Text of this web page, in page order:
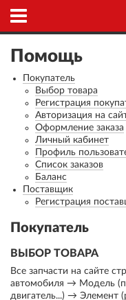
Помощь
Покупатель
Выбор товара
Регистрация
Авторизация на
Оформление заказа
Личный кабинет
Профиль
Список заказов
Баланс
Поставщик
Регистрация
Покупатель
ВЫБОР ТОВАРА
Все запчасти на сайте
автомобиля → Модель
двигатель...) → Элемент